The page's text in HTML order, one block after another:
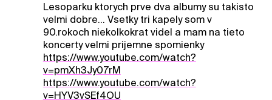
Lesoparku ktorych prve dva albumy su takisto
velmi dobre... Vsetky tri kapely som v
90.rokoch niekolkokrat videl a mam na tieto
koncerty velmi prijemne spomienky
https://www.youtube.com/watch?
v=pmXh3Jy07rM
https://www.youtube.com/watch?
v=HYV3vSEf4OU